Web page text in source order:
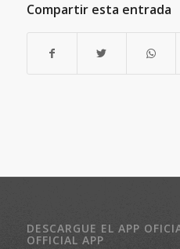
Compartir esta entrada
DESCARGUE EL APP
OFFICIAL APP